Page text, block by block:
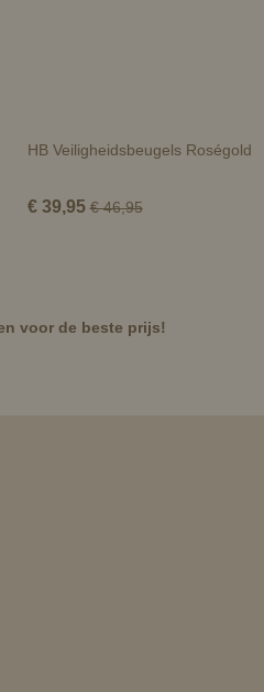
HB Veiligheidsbeugels Roségold
€ 39,95 € 46,95
voor de beste prijs!